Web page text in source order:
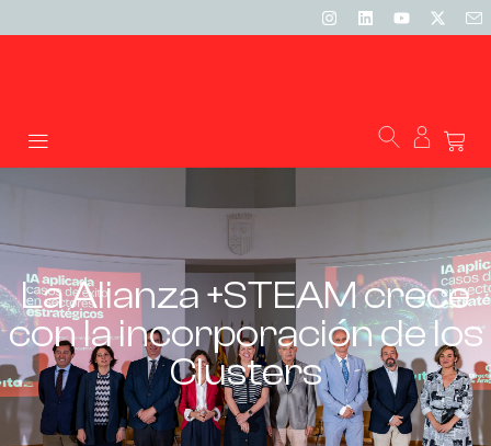
La Alianza +STEAM crece
con la incorporación de los
Clusters